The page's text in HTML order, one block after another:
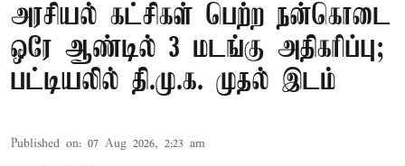
அரசியல் கட்சிகள் பெற்ற நன்கொடை
ஒரே ஆண்டில் 3 மடங்கு அதிகரிப்பு;
பட்டியலில் தி.மு.க. முதல் இடம்
Published on: 07 Aug 2026, 2:23 am